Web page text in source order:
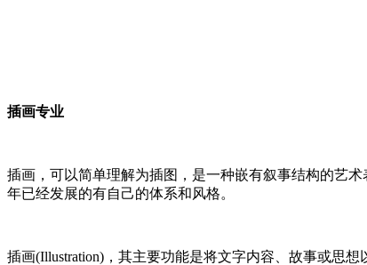
插画专业
插画，可以简单理解为插图，是一种嵌有叙事结构的艺
年已经发展的有自己的体系和风格。
插画(Illustration)，其主要功能是将文字内容、故事或思